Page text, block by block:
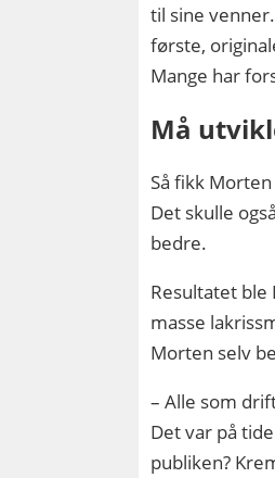
til sine
første,
Mange har
Må
Så fikk
Det skulle
bedre.
Resultatet ble
masse
Morten selv
– Alle som
Det var på
publiken?